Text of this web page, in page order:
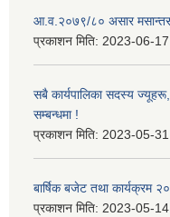
आ.व.२०७९/८० असार
प्रकाशन मिति: 2023-06-17
सबै कार्यपालिका सदस्य
सम्बन्धमा !
प्रकाशन मिति: 2023-05-31
बार्षिक बजेट तथा कार्यक्रम
प्रकाशन मिति: 2023-05-14